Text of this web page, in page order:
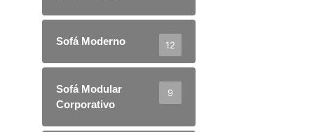
Sofá Moderno 12
Sofá Modular
Corporativo
9